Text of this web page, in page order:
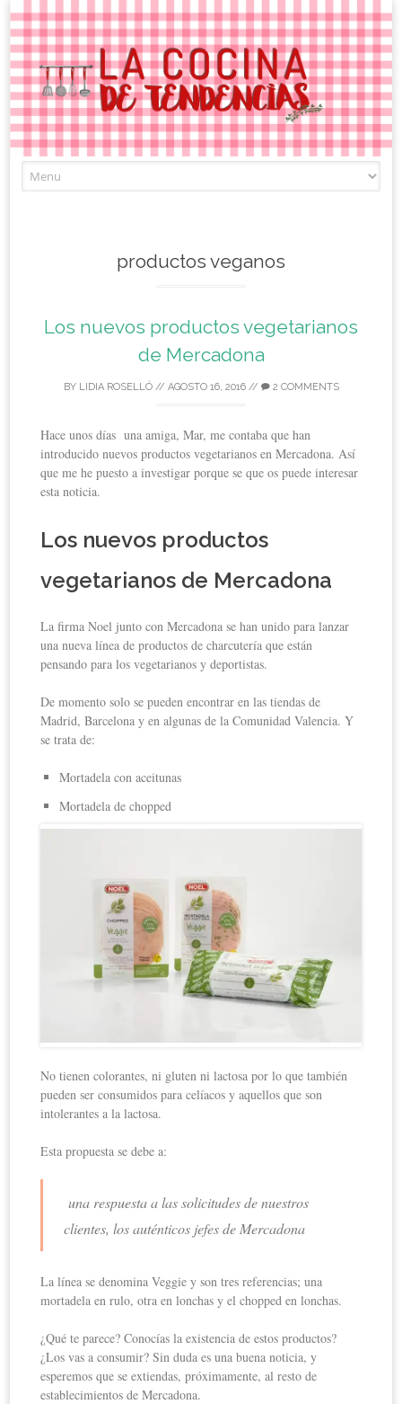
to
productos veganos
Los nuevos productos vegetarianos
de Mercadona
BY LIDIA ROSELLÓ// AGOSTO 16, 2016// 2 COMMENTS
Hace unos días una amiga, Mar, me contaba que han
introducido nuevos productos vegetarianos en Mercadona. Así
que me he puesto a investigar porque se que os puede interesar
esta noticia.
Los nuevos productos
vegetarianos de Mercadona
La firma Noel junto con Mercadona se han unido para lanzar
una nueva línea de productos de charcutería que están
pensando para los vegetarianos y deportistas.
De momento solo se pueden encontrar en las tiendas de
Madrid, Barcelona y en algunas de la Comunidad Valencia. Y
se trata de:
Mortadela con aceitunas
Mortadela de chopped
No tienen colorantes, ni gluten ni lactosa por lo que también
pueden ser consumidos para celíacos y aquellos que son
intolerantes a la lactosa.
Esta propuesta se debe a:
una respuesta a las solicitudes de nuestros
clientes, los auténticos jefes de Mercadona
La línea se denomina Veggie y son tres referencias; una
mortadela en rulo, otra en lonchas y el chopped en lonchas.
¿Qué te parece? Conocías la existencia de estos productos?
¿Los vas a consumir? Sin duda es una buena noticia, y
esperemos que se extiendas, próximamente, al resto de
establecimientos de Mercadona.